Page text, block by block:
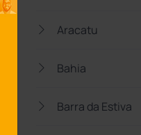
Aracatu
Bahia
Barra da Estiva